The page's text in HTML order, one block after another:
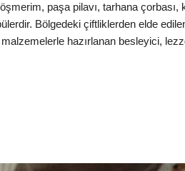
paşa pilavı, tarhana çorbası,
Bölgedeki çiftliklerden elde
hazırlanan besleyici,